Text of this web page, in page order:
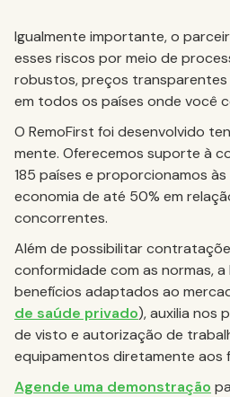
Igualmente importante, o
esses riscos por meio de
robustos, preços
em todos os países onde você
O RemoFirst foi desenvolvido
mente. Oferecemos suporte à
185 países e proporcionamos
economia de até 50% em
concorrentes.
Além de possibilitar
conformidade com as normas, a
benefícios adaptados ao
de saúde privado), auxilia nos
de visto e autorização de
equipamentos diretamente aos
Agende uma demonstração